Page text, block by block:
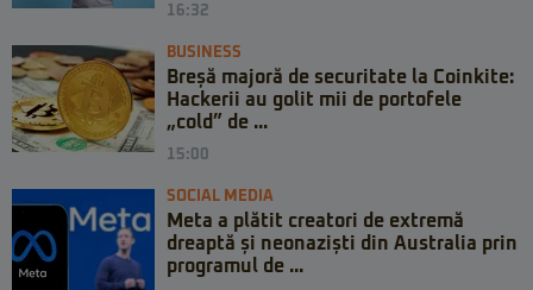
16:32
BUSINESS
Breșă majoră de securitate la Coinkite:
Hackerii au golit mii de portofele
„cold” de ...
15:00
SOCIAL MEDIA
Meta a plătit creatori de extremă
dreaptă și neonaziști din Australia prin
programul de ...